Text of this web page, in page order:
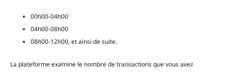
00h00-04h00
04h00-08h00
08h00-12h00, et ainsi de suite.
La plateforme examine le nombre de transactions que vous avez